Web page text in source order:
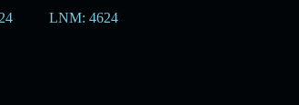
LNM: 4624